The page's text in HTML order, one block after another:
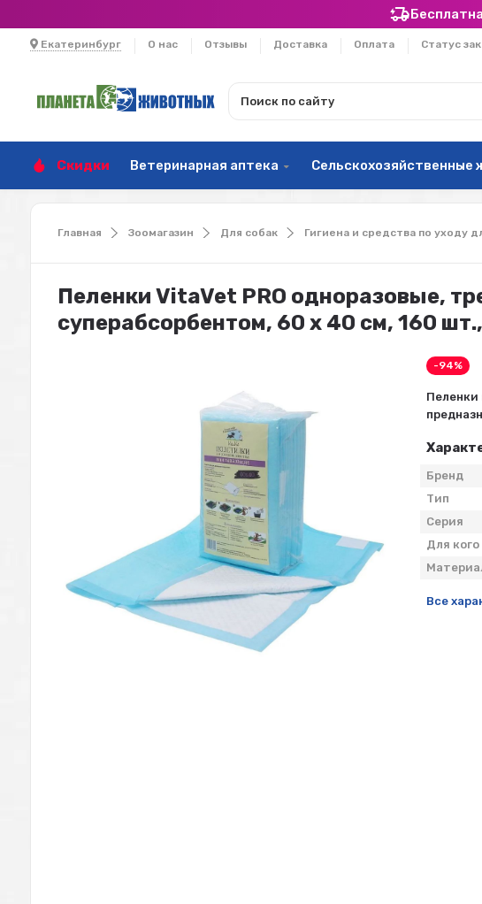
Екатеринбург О нас Отзывы Доставка Оплата Статус
Скидки Ветеринарная аптека Сельскохозяйственные
Главная Зоомагазин Для собак Гигиена и средства по уходу
Пеленки VitaVet PRO одноразовые,
суперабсорбентом, 60 х 40 см, 160
-94%
Пеленки
Бренд
Тип
Серия
Для
Все